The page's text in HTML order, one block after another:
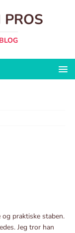
praktiske staben.
Jeg tror han